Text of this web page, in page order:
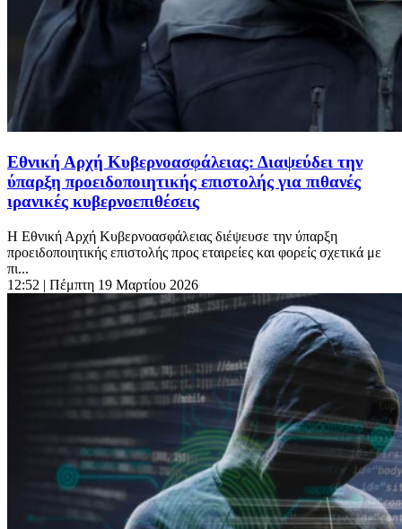
Εθνική Αρχή Κυβερνοασφάλειας: Διαψεύδει την
ύπαρξη προειδοποιητικής επιστολής για πιθανές
ιρανικές κυβερνοεπιθέσεις
Η Εθνική Αρχή Κυβερνοασφάλειας διέψευσε την ύπαρξη
προειδοποιητικής επιστολής προς εταιρείες και φορείς σχετικά με
πι...
12:52 | Πέμπτη 19 Μαρτίου 2026